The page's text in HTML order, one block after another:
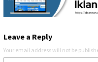
Leave a Reply
Your email address will not be